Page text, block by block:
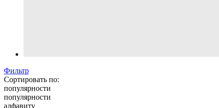
Фильтр
Сортировать по:
популярности
популярности
алфавиту